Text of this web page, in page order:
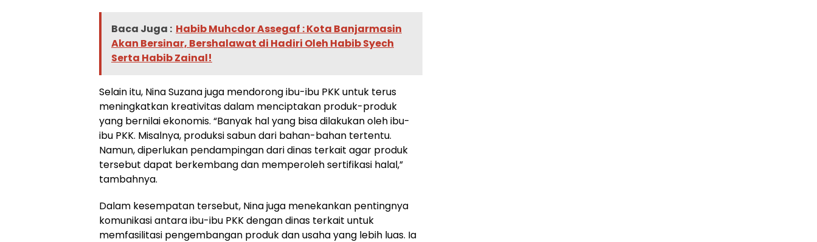
Baca Juga : Habib Muhcdor Assegaf : Kota Banjarmasin
Akan Bersinar, Bershalawat di Hadiri Oleh Habib Syech
Serta Habib Zainal!
Selain itu, Nina Suzana juga mendorong ibu-ibu PKK untuk terus
meningkatkan kreativitas dalam menciptakan produk-produk
yang bernilai ekonomis. “Banyak hal yang bisa dilakukan oleh ibu-
ibu PKK. Misalnya, produksi sabun dari bahan-bahan tertentu.
Namun, diperlukan pendampingan dari dinas terkait agar produk
tersebut dapat berkembang dan memperoleh sertifikasi halal,”
tambahnya.
Dalam kesempatan tersebut, Nina juga menekankan pentingnya
komunikasi antara ibu-ibu PKK dengan dinas terkait untuk
memfasilitasi pengembangan produk dan usaha yang lebih luas. Ia